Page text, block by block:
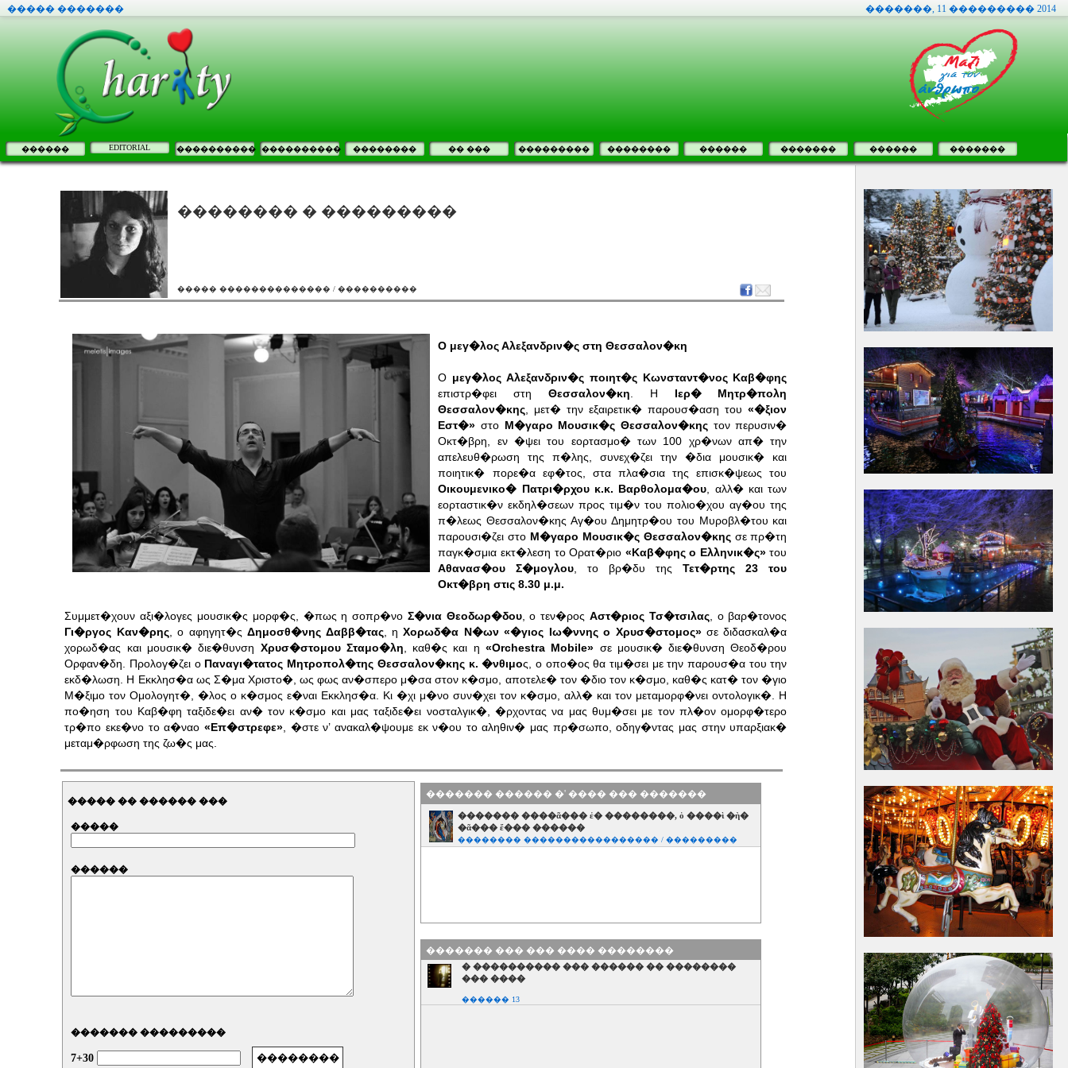
����� ������� �������, 11 ��������� 2014
������ EDITORIAL ���������� ���������� �������� �� ��� ��������� �������� ������ ������� ������ �������
�������� � ���������
����� �������������� / ����������
Ο μεγ�λος Αλεξανδριν�ς στη Θεσσαλον�κη
Ο μεγ�λος Αλεξανδριν�ς ποιητ�ς Κωνσταντ�νος Καβ�φης
επιστρ�φει στη Θεσσαλον�κη . Η Ιερ� Μητρ�πολη
Θεσσαλον�κης , μετ� την εξαιρετικ� παρουσ�αση του«�ξιον
Εστ�» στο Μ�γαρο Μουσικ�ς Θεσσαλον�κης τον περυσιν�
Οκτ�βρη, εν �ψει του εορτασμο� των 100 χρ�νων απ� την
απελευθ�ρωση της π�λης, συνεχ�ζει την �δια μουσικ� και
ποιητικ� πορε�α εφ�τος, στα πλα�σια της επισκ�ψεως του
Οικουμενικο� Πατρι�ρχου κ.κ. Βαρθολομα�ου , αλλ� και των
εορταστικ�ν εκδηλ�σεων προς τιμ�ν του πολιο�χου αγ�ου της
π�λεως Θεσσαλον�κης Αγ�ου Δημητρ�ου του Μυροβλ�του και
παρουσι�ζει στο Μ�γαρο Μουσικ�ς Θεσσαλον�κηςσε πρ�τη
παγκ�σμια εκτ�λεση το Ορατ�ριο «Καβ�φης ο Ελληνικ�ς»του
Αθανασ�ου Σ�μογλου , το βρ�δυ τηςΤετ�ρτης 23 του
Οκτ�βρη στις 8.30 μ.μ.
Συμμετ�χουν αξι�λογες μουσικ�ς μορφ�ς, �πως η σοπρ�νο Σ�νια Θεοδωρ�δου, ο τεν�ροςΑστ�ριος Τσ�τσιλας, ο βαρ�τονος
Γι�ργος Καν�ρης, ο αφηγητ�ςΔημοσθ�νης Δαββ�τας, ηΧορωδ�α Ν�ων «�γιος Ιω�ννης ο Χρυσ�στομος»σε διδασκαλ�α
χορωδ�ας και μουσικ� διε�θυνση Χρυσ�στομου Σταμο�λη , καθ�ς και η «Orchestra Mobile» σε μουσικ� διε�θυνση Θεοδ�ρου
Ορφαν�δη. Προλογ�ζει ο Παναγι�τατος Μητροπολ�της Θεσσαλον�κης κ. �νθιμος, ο οπο�ος θα τιμ�σει με την παρουσ�α του την
εκδ�λωση. Η Εκκλησ�α ως Σ�μα Χριστο�, ως φως αν�σπερο μ�σα στον κ�σμο, αποτελε� τον �διο τον κ�σμο, καθ�ς κατ� τον �γιο
Μ�ξιμο τον Ομολογητ�, �λος ο κ�σμος ε�ναι Εκκλησ�α. Κι �χι μ�νο συν�χει τον κ�σμο, αλλ� και τον μεταμορφ�νει οντολογικ�. Η
πο�ηση του Καβ�φη ταξιδε�ει αν� τον κ�σμο και μας ταξιδε�ει νοσταλγικ�, �ρχοντας να μας θυμ�σει με τον πλ�ον ομορφ�τερο
τρ�πο εκε�νο το α�ναο «Επ�στρεφε», �στε ν’ ανακαλ�ψουμε εκ ν�ου το αληθιν� μας πρ�σωπο, οδηγ�ντας μας στην υπαρξιακ�
μεταμ�ρφωση της ζω�ς μας.
����� �� ������ ���
�����
������
������� ���������
7+30
������� ������ �' ���� ��� �������
������� ����ᾶ��� ἐ� ��������, ὁ ����ὶ �ὴ�
�ᾶ��� ἔ��� ������
�������� ����������������� / ���������
������� ��� ��� ���� ��������
� ���������� ��� ������ �� ��������
��� ����
������ 13